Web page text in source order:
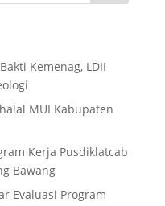
Kemenag, LDII
MUI Kabupaten
Kerja Pusdiklatcab
Bawang
Evaluasi Program